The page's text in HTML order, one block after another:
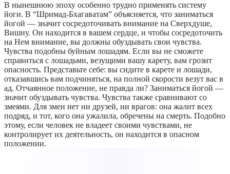
В нынешнюю эпоху особенно трудно применять систему
йоги. В “Шримад-Бхагаватам” объясняется, что заниматься
йогой — значит сосредоточивать внимание на Сверхдуше,
Вишну. Он находится в вашем сердце, и чтобы сосредоточить
на Нем внимание, вы должны обуздывать свои чувства.
Чувства подобны буйным лошадям. Если вы не сможете
справиться с лошадьми, везущими вашу карету, вам грозит
опасность. Представьте себе: вы сидите в карете и лошади,
отказавшись вам подчиняться, на полной скорости везут вас в
ад. Отчаянное положение, не правда ли? Заниматься йогой —
значит обуздывать чувства. Чувства также сравнивают со
змеями. Для змеи нет ни друзей, ни врагов: она жалит всех
подряд, и тот, кого она ужалила, обречены на смерть. Подобно
этому, если человек не владеет своими чувствами, не
контролирует их деятельность, он находится в опасном
положении.